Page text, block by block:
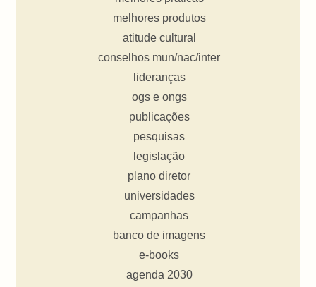
melhores produtos
atitude cultural
conselhos mun/nac/inter
lideranças
ogs e ongs
publicações
pesquisas
legislação
plano diretor
universidades
campanhas
banco de imagens
e-books
agenda 2030